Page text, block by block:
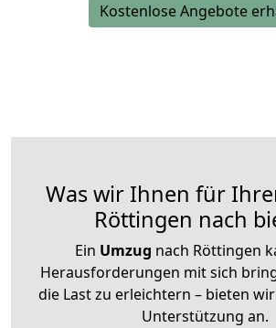
Kostenlose Angebote
Was wir Ihnen für
Röttingen nach
Ein Umzug nach Röttingen
Herausforderungen mit sich
die Last zu erleichtern – bieten
Unterstützung an.